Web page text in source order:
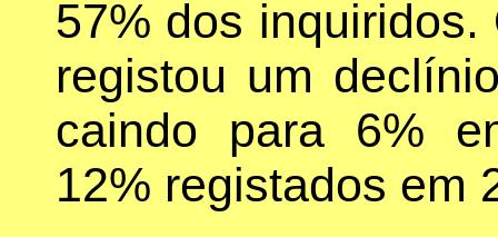
57% dos
registou um
caindo para 6%
12% registados em